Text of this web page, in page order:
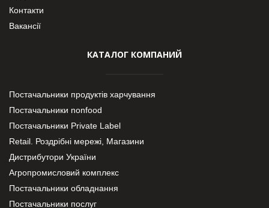
Контакти
Вакансії
КАТАЛОГ КОМПАНИЙ
Постачальники продуктів харчування
Постачальники nonfood
Постачальники Private Label
Retail. Роздрібні мережі, Магазини
Дистрибутори України
Агропромисловий комплекс
Постачальники обладнання
Постачальники послуг